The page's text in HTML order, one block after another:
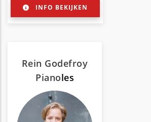
INFO BEKIJKEN
Rein Godefroy
Pianoles